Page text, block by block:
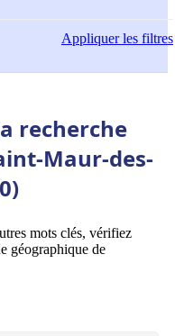
Appliquerles filtres
recherche
Maur-des-
mots clés, vérifiez
géographique de